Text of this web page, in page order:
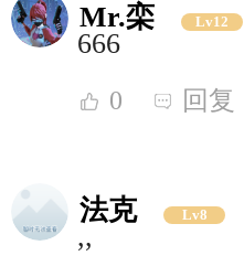
Mr.栾 Lv12
666
0 回复
法克 Lv8
,,